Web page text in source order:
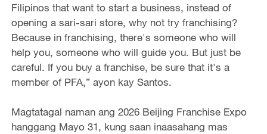
Filipinos that want to start a business, instead of
opening a sari-sari store, why not try franchising?
Because in franchising, there's someone who will
help you, someone who will guide you. But just be
careful. If you buy a franchise, be sure that it's a
member of PFA,” ayon kay Santos.
Magtatagal naman ang 2026 Beijing Franchise Expo
hanggang Mayo 31, kung saan inaasahang mas